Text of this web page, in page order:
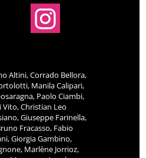
Altini, Corrado Bellora,
Manila Calipari,
Paolo Ciambi,
Christian Leo
Giuseppe Farinella,
Fracasso, Fabio
Giorgia Gambino,
Marlène Jorrioz,